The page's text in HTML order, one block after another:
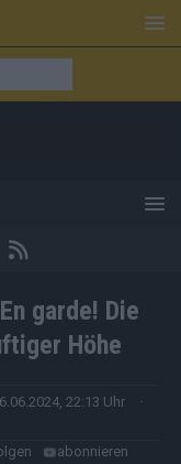
garde! Die
Höhe
22:13 Uhr
·
abonnieren